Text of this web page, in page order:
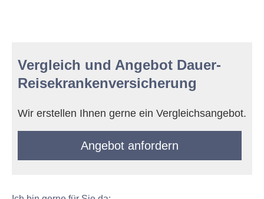
Vergleich und Angebot Dauer-
Reise­kranken­ver­si­che­rung
Wir erstellen Ihnen gerne ein Vergleichsangebot.
An­ge­bot an­for­dern